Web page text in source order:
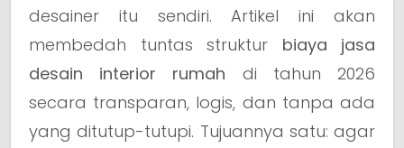
desainer itu sendiri. Artikel ini akan
membedah tuntas struktur biaya jasa
desain interior rumah di tahun 2026
secara transparan, logis, dan tanpa ada
yang ditutup-tutupi. Tujuannya satu: agar